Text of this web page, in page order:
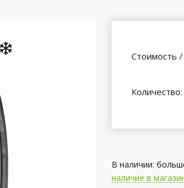
Стоимость
Количество:
В наличии:
наличие в